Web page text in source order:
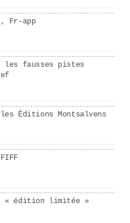
Fr-app
les fausses pistes
Éditions Montsalvens
« édition limitée »